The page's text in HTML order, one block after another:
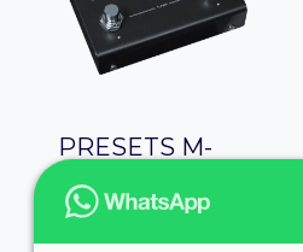
PRESETS M-
BLACKBOX